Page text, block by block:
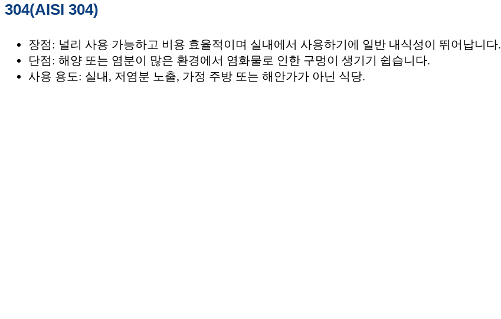
304(AISI 304)
장점: 널리 사용 가능하고 비용 효율적이며 실내에서 사용하기에 일반 내식성이 뛰어납니다.
단점: 해양 또는 염분이 많은 환경에서 염화물로 인한 구멍이 생기기 쉽습니다.
사용 용도: 실내, 저염분 노출, 가정 주방 또는 해안가가 아닌 식당.